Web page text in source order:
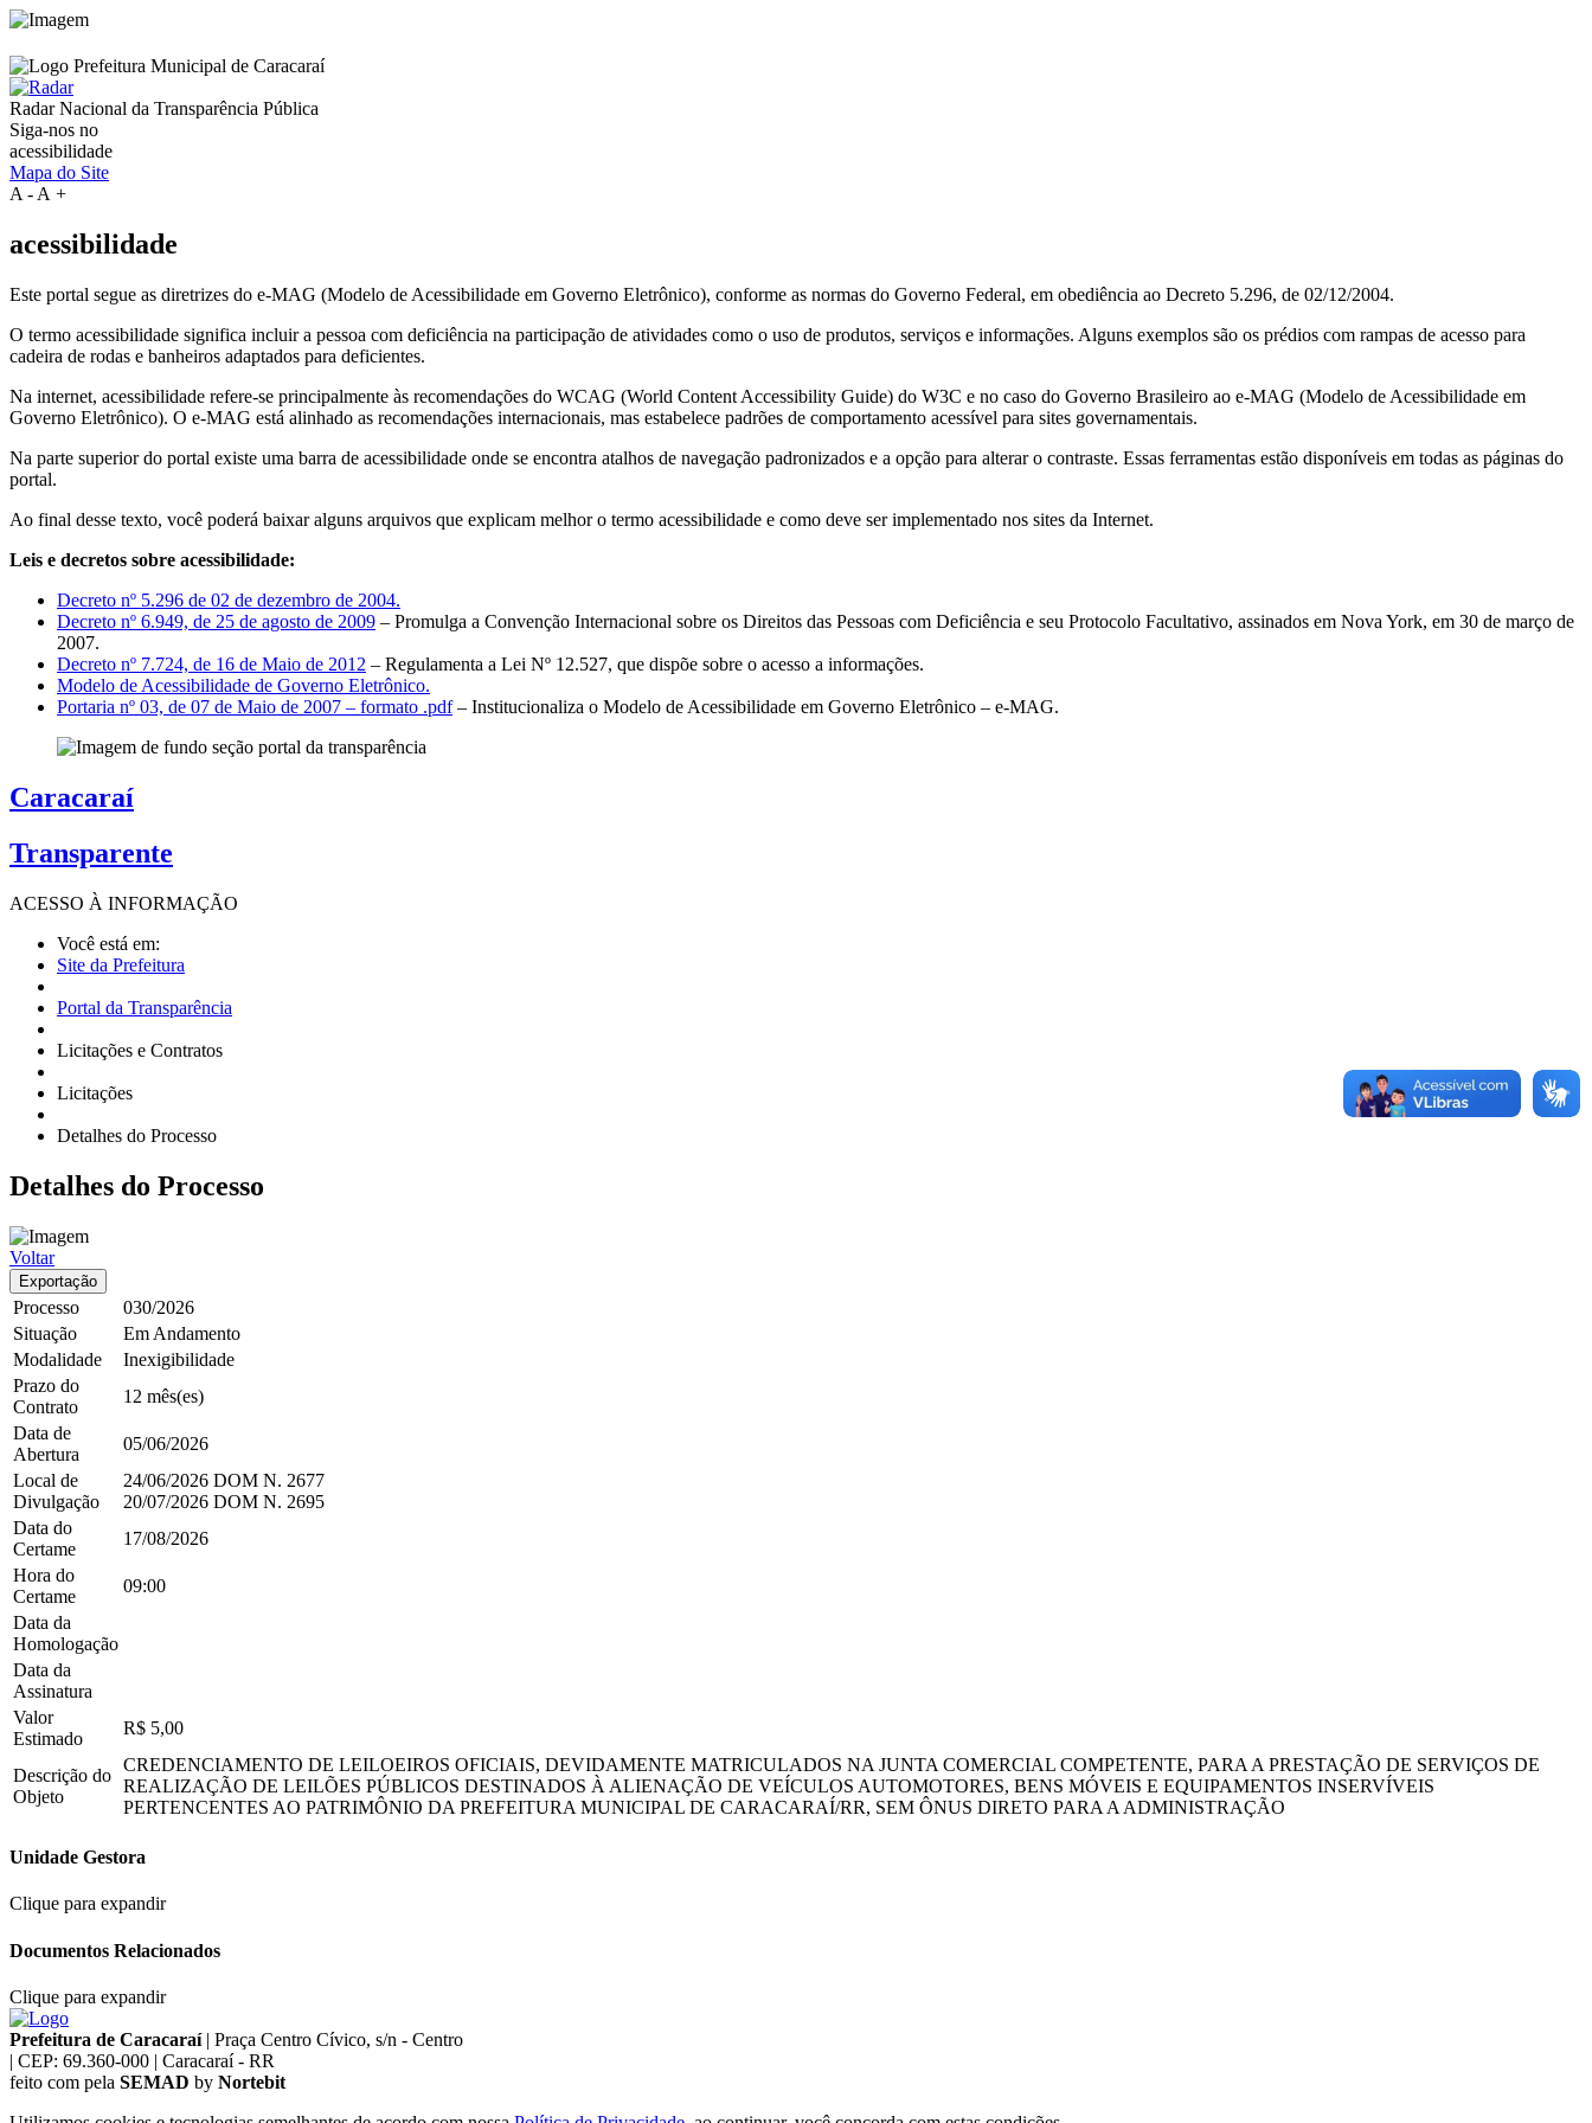
Radar Nacional da Transparência Pública
Siga-nos no
acessibilidade
Mapa do Site
A-A +
acessibilidade
Este portal segue as diretrizes do e-MAG (Modelo de Acessibilidade em Governo Eletrônico), conforme as normas do Governo Federal, em obediência ao Decreto 5.296, de 02/12/2004.
O termo acessibilidade significa incluir a pessoa com deficiência na participação de atividades como o uso de produtos, serviços e informações. Alguns exemplos são os prédios com rampas de acesso para
cadeira de rodas e banheiros adaptados para deficientes.
Na internet, acessibilidade refere-se principalmente às recomendações do WCAG (World Content Accessibility Guide) do W3C e no caso do Governo Brasileiro ao e-MAG (Modelo de Acessibilidade em
Governo Eletrônico). O e-MAG está alinhado as recomendações internacionais, mas estabelece padrões de comportamento acessível para sites governamentais.
Na parte superior do portal existe uma barra de acessibilidade onde se encontra atalhos de navegação padronizados e a opção para alterar o contraste. Essas ferramentas estão disponíveis em todas as páginas do
portal.
Ao final desse texto, você poderá baixar alguns arquivos que explicam melhor o termo acessibilidade e como deve ser implementado nos sites da Internet.
Leis e decretos sobre acessibilidade:
Decreto nº 5.296 de 02 de dezembro de 2004.
Decreto nº 6.949, de 25 de agosto de 2009 – Promulga a Convenção Internacional sobre os Direitos das Pessoas com Deficiência e seu Protocolo Facultativo, assinados em Nova York, em 30 de março de
2007.
Decreto nº 7.724, de 16 de Maio de 2012 – Regulamenta a Lei Nº 12.527, que dispõe sobre o acesso a informações.
Modelo de Acessibilidade de Governo Eletrônico.
Portaria nº 03, de 07 de Maio de 2007 – formato .pdf– Institucionaliza o Modelo de Acessibilidade em Governo Eletrônico – e-MAG.
Caracaraí
Transparente
ACESSO À INFORMAÇÃO
Você está em:
Site da Prefeitura
Portal da Transparência
Licitações e Contratos
Licitações
Detalhes do Processo
Detalhes do Processo
Voltar
Exportação
Processo
030/2026
Situação
Em Andamento
Modalidade
Inexigibilidade
Prazo do
Contrato
12 mês(es)
Data de
Abertura
05/06/2026
Local de
Divulgação
24/06/2026 DOM N. 2677
20/07/2026 DOM N. 2695
Data do
Certame
17/08/2026
Hora do
Certame
09:00
Data da
Homologação
Data da
Assinatura
Valor
Estimado
R$ 5,00
Descrição do
Objeto
CREDENCIAMENTO DE LEILOEIROS OFICIAIS, DEVIDAMENTE MATRICULADOS NA JUNTA COMERCIAL COMPETENTE, PARA A PRESTAÇÃO DE SERVIÇOS DE
REALIZAÇÃO DE LEILÕES PÚBLICOS DESTINADOS À ALIENAÇÃO DE VEÍCULOS AUTOMOTORES, BENS MÓVEIS E EQUIPAMENTOS INSERVÍVEIS
PERTENCENTES AO PATRIMÔNIO DA PREFEITURA MUNICIPAL DE CARACARAÍ/RR, SEM ÔNUS DIRETO PARA A ADMINISTRAÇÃO
Unidade Gestora
Clique para expandir
Documentos Relacionados
Clique para expandir
Prefeitura de Caracaraí | Praça Centro Cívico, s/n - Centro
| CEP: 69.360-000 | Caracaraí - RR
feito com pela SEMAD by Nortebit